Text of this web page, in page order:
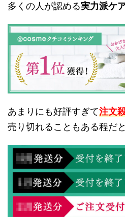
多くの人が認める実力派ケ
あまりにも好評すぎて注文
売り切れることもある程だ